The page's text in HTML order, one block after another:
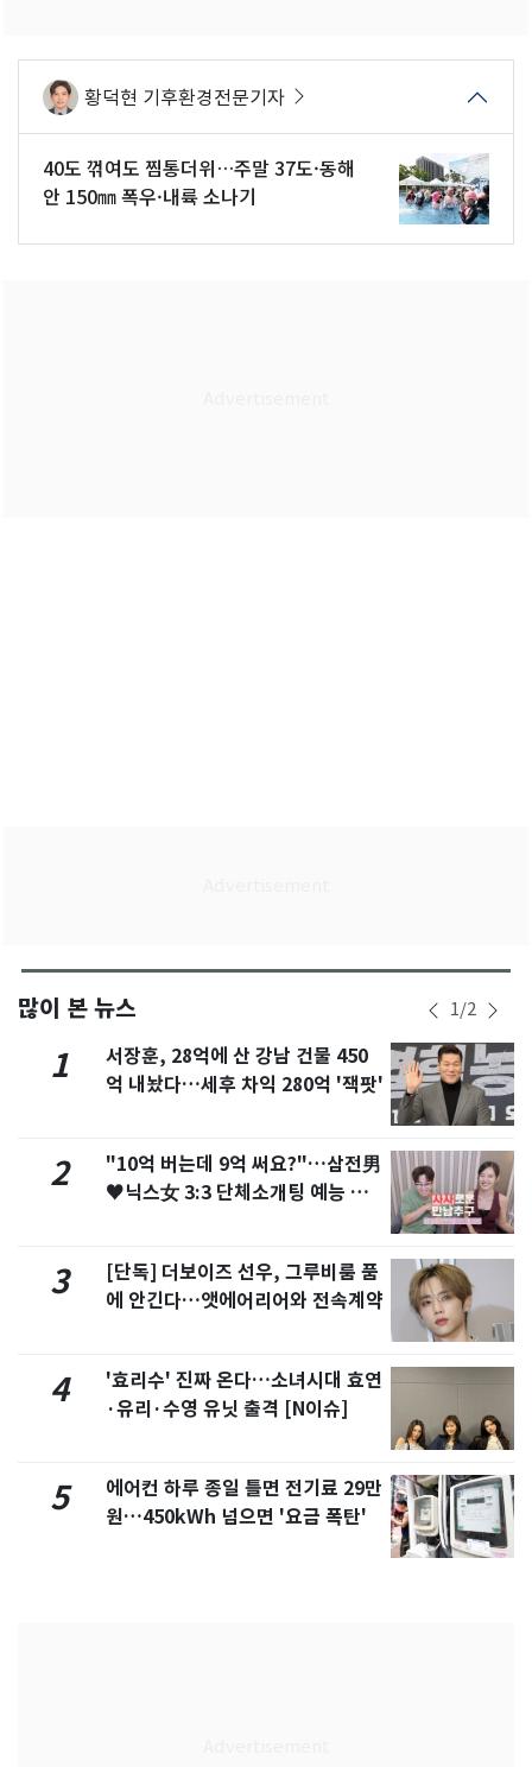
황덕현 기후환경전문기자
40도 꺾여도 찜통더위…주말 37도·동해
안 150㎜ 폭우·내륙 소나기
많이 본 뉴스 1/2
1
서장훈, 28억에 산 강남 건물 450
억 내놨다…세후 차익 280억 '잭팟'
2
"10억 버는데 9억 써요?"…삼전男
♥닉스女 3:3 단체소개팅 예능 화
3
[단독] 더보이즈 선우, 그루비룸 품
에 안긴다…앳에어리어와 전속계약
4
'효리수' 진짜 온다…소녀시대 효연
·유리·수영 유닛 출격 [N이슈]
5
에어컨 하루 종일 틀면 전기료 29만
원…450kWh 넘으면 '요금 폭탄'